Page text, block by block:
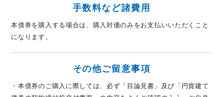
手数料など諸費用
本債券を購入する場合は、購入対価のみをお支払いいただくこと
になります。
その他ご留意事項
・本債券のご購入に際しては、必ず「目論見書」及び「円貨建て